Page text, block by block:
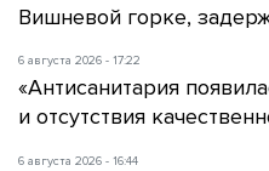
Вишневой горке,
6 августа 2026 - 17:22
«Антисанитария
и отсутствия
6 августа 2026 - 16:44